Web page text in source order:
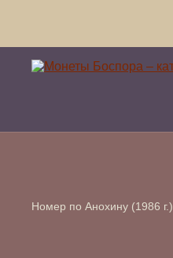
Номер по Анохину (1986 г.)